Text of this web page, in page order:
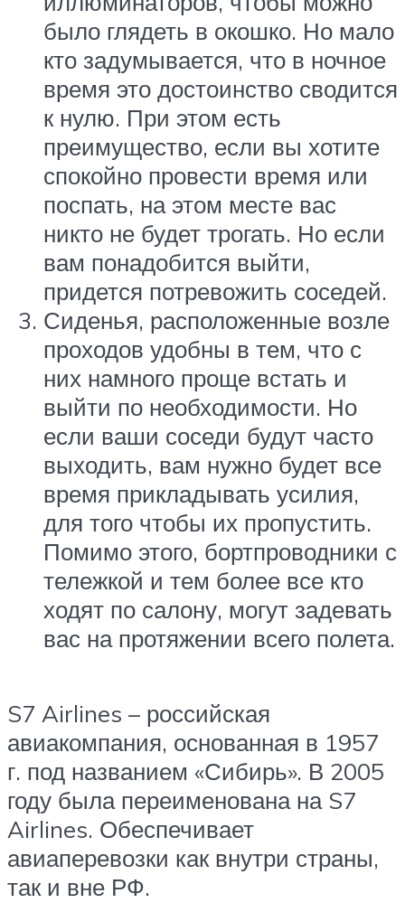
было глядеть в окошко. Но мало
кто задумывается, что в ночное
время это достоинство сводится
к нулю. При этом есть
преимущество, если вы хотите
спокойно провести время или
поспать, на этом месте вас
никто не будет трогать. Но если
вам понадобится выйти,
придется потревожить соседей.
Сиденья, расположенные возле
проходов удобны в тем, что с
них намного проще встать и
выйти по необходимости. Но
если ваши соседи будут часто
выходить, вам нужно будет все
время прикладывать усилия,
для того чтобы их пропустить.
Помимо этого, бортпроводники с
тележкой и тем более все кто
ходят по салону, могут задевать
вас на протяжении всего полета.
S7 Airlines – российская
авиакомпания, основанная в 1957
г. под названием «Сибирь». В 2005
году была переименована на S7
Airlines. Обеспечивает
авиаперевозки как внутри страны,
так и вне РФ.